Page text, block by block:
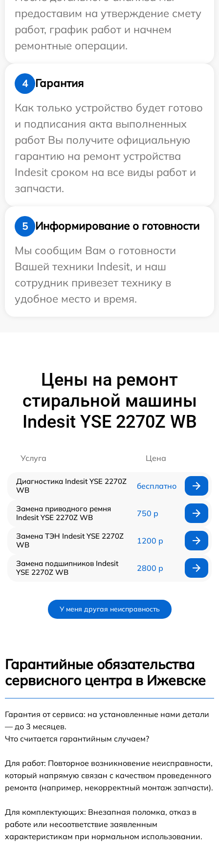
предоставим на утверждение смету
работ, график работ и начнем
ремонтные операции.
4
Гарантия
Как только устройство будет готово
и подписания акта выполненных
работ Вы получите официальную
гарантию на ремонт устройства
Indesit сроком на все виды работ и
запчасти.
5
Информирование о готовности
Мы сообщим Вам о готовности
Вашей техники Indesit, и наш
сотрудник привезет технику в
удобное место и время.
Цены на ремонт
стиральной машины
Indesit YSE 2270Z WB
Услуга Цена
Диагностика Indesit YSE 2270Z
WB
бесплатно
Замена приводного ремня
Indesit YSE 2270Z WB
750 р
Замена ТЭН Indesit YSE 2270Z
WB
1200 р
Замена подшипников Indesit
YSE 2270Z WB
2800 р
У меня другая неисправность
Гарантийные обязательства
сервисного центра в Ижевске
Гарантия от сервиса: на установленные нами детали
— до 3 месяцев.
Что считается гарантийным случаем?
Для работ: Повторное возникновение неисправности,
который напрямую связан с качеством проведенного
ремонта (например, некорректный монтаж запчасти).
Для комплектующих: Внезапная поломка, отказ в
работе или несоответствие заявленным
характеристикам при нормальном использовании.